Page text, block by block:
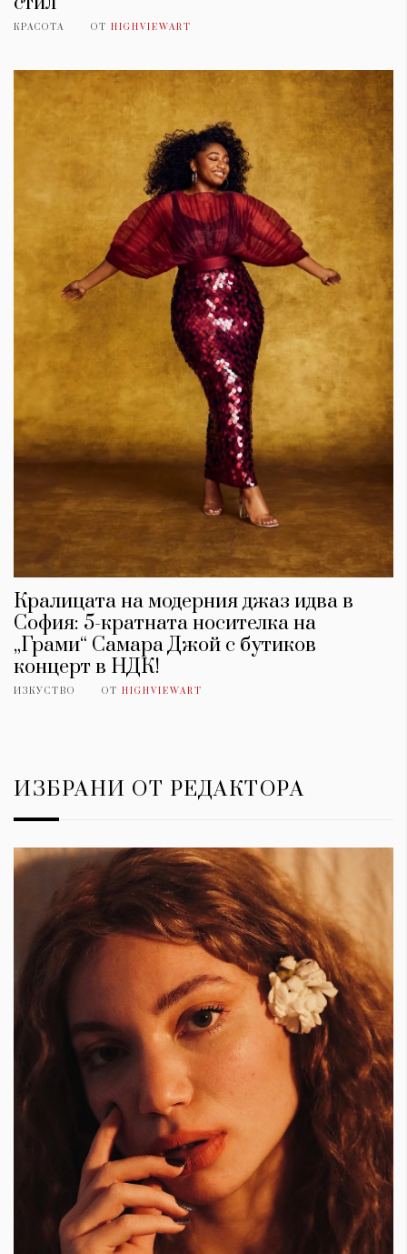
КРАСОТА ОТ HIGHVIEWART
Кралицата на модерния джаз идва в
София: 5-кратната носителка на
„Грами“ Самара Джой с бутиков
концерт в НДК!
ИЗКУСТВО ОТ HIGHVIEWART
ИЗБРАНИ ОТ РЕДАКТОРА